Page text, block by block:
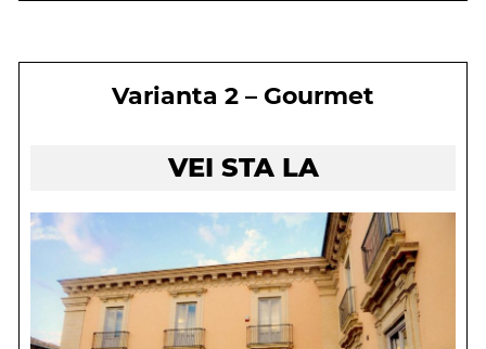
Varianta 2 – Gourmet
VEI STA LA